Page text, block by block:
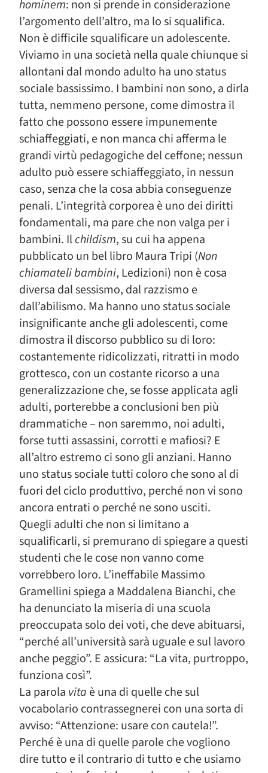
hominem: non si prende in considerazione
l’argomento dell’altro, ma lo si squalifica.
Non è difficile squalificare un adolescente.
Viviamo in una società nella quale chiunque si
allontani dal mondo adulto ha uno status
sociale bassissimo. I bambini non sono, a dirla
tutta, nemmeno persone, come dimostra il
fatto che possono essere impunemente
schiaffeggiati, e non manca chi afferma le
grandi virtù pedagogiche del ceffone; nessun
adulto può essere schiaffeggiato, in nessun
caso, senza che la cosa abbia conseguenze
penali. L’integrità corporea è uno dei diritti
fondamentali, ma pare che non valga per i
bambini. Ilchildism, su cui ha appena
pubblicato un bel libro Maura Tripi (Non
chiamateli bambini, Ledizioni) non è cosa
diversa dal sessismo, dal razzismo e
dall’abilismo. Ma hanno uno status sociale
insignificante anche gli adolescenti, come
dimostra il discorso pubblico su di loro:
costantemente ridicolizzati, ritratti in modo
grottesco, con un costante ricorso a una
generalizzazione che, se fosse applicata agli
adulti, porterebbe a conclusioni ben più
drammatiche – non saremmo, noi adulti,
forse tutti assassini, corrotti e mafiosi? E
all’altro estremo ci sono gli anziani. Hanno
uno status sociale tutti coloro che sono al di
fuori del ciclo produttivo, perché non vi sono
ancora entrati o perché ne sono usciti.
Quegli adulti che non si limitano a
squalificarli, si premurano di spiegare a questi
studenti che le cose non vanno come
vorrebbero loro. L’ineffabile Massimo
Gramellini spiega a Maddalena Bianchi, che
ha denunciato la miseria di una scuola
preoccupata solo dei voti, che deve abituarsi,
“perché all’università sarà uguale e sul lavoro
anche peggio”. E assicura: “La vita, purtroppo,
funziona così”.
La parola vita è una di quelle che sul
vocabolario contrassegnerei con una sorta di
avviso: “Attenzione: usare con cautela!”.
Perché è una di quelle parole che vogliono
dire tutto e il contrario di tutto e che usiamo